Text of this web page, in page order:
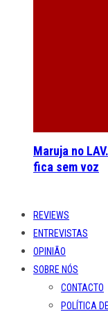
Maruja no
fica sem voz
REVIEWS
ENTREVISTAS
OPINIÃO
SOBRE NÓS
CONTACTO
POLÍTICA